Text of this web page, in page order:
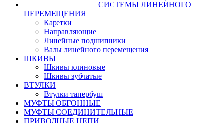
СИСТЕМЫ ЛИНЕЙНОГО
ПЕРЕМЕЩЕНИЯ
Каретки
Направляющие
Линейные подшипники
Валы линейного перемещения
ШКИВЫ
Шкивы клиновые
Шкивы зубчатые
ВТУЛКИ
Втулки тапербуш
МУФТЫ ОБГОННЫЕ
МУФТЫ СОЕДИНИТЕЛЬНЫЕ
ПРИВОДНЫЕ ЦЕПИ